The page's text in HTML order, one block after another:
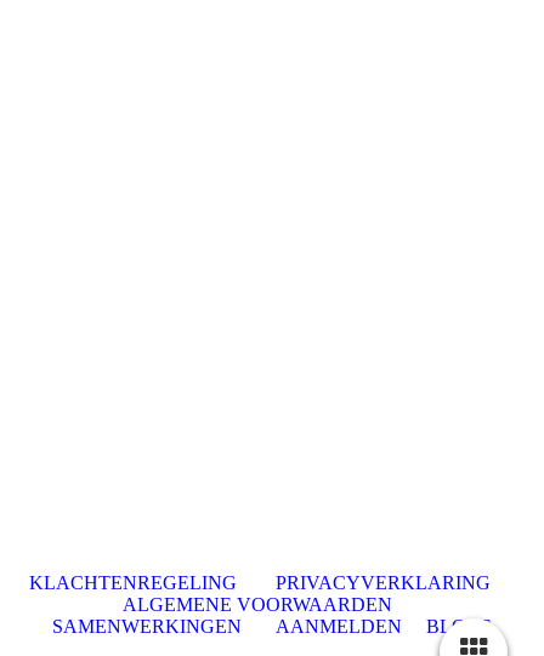
KLACHTENREGELING
PRIVACYVERKLARING
ALGEMENE VOORWAARDEN
SAMENWERKINGEN
AANMELDEN BLOGS